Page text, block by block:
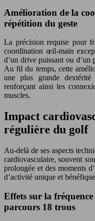
Amélioration de la
répétition du geste
La précision requise pour
coordination œil-main
d’un drive puissant ou d’un
Au fil du temps, cette
une plus grande dextérité
renforçant ainsi les
muscles.
Impact
régulière du golf
Au-delà de ses aspects
cardiovasculaire, souvent
prolongée et des moments
d’activité unique et
Effets sur la
parcours 18 trous